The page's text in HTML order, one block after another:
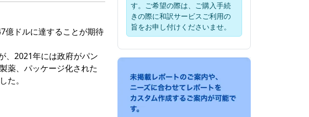
億ドルに達することが期待
、2021年には政府がパン
薬、パッケージ化された
た。
す。ご希望の際は、ご購入手続
きの際に和訳サービスご利用の
旨をお申し付けくださいませ。